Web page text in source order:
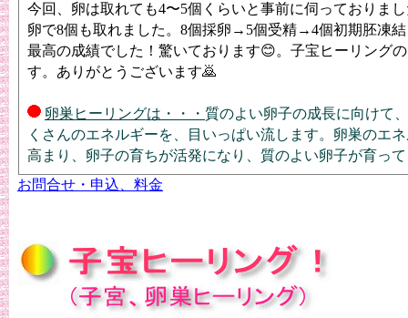
今回、卵は取れても4〜5個くらいと事前に伺っておりま
卵で8個も取れました。8個採卵→5個受精→4個初期胚凍
最高の成績でした！驚いております😊。子宝ヒーリング
す。ありがとうございます🙇‍
卵巣ヒーリングは・・・ 質のよい卵子の成長に向けて
くさんのエネルギーを、目いっぱい流します。卵巣のエ
高まり、卵子の育ちが活発になり、質のよい卵子が育っ
お問合せ・申込、料金